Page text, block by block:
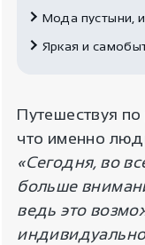
Мода пустыни,
Яркая и
Путешествуя
что именно
«Сегодня, во
больше
ведь это